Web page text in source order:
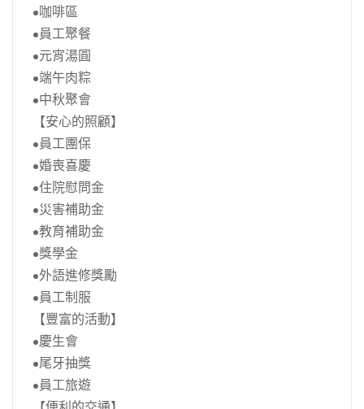
•咖啡區
•員工聚餐
•元宵湯圓
•端午肉粽
•中秋聚會
【安心的照顧】
•員工團保
•婚喪喜慶
•住院慰問金
•災害補助金
•教育補助金
•獎學金
•外語進修獎勵
•員工制服
【豐富的活動】
•慶生會
•尾牙抽獎
•員工旅遊